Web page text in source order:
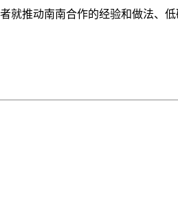
就推动南南合作的经验和做法、